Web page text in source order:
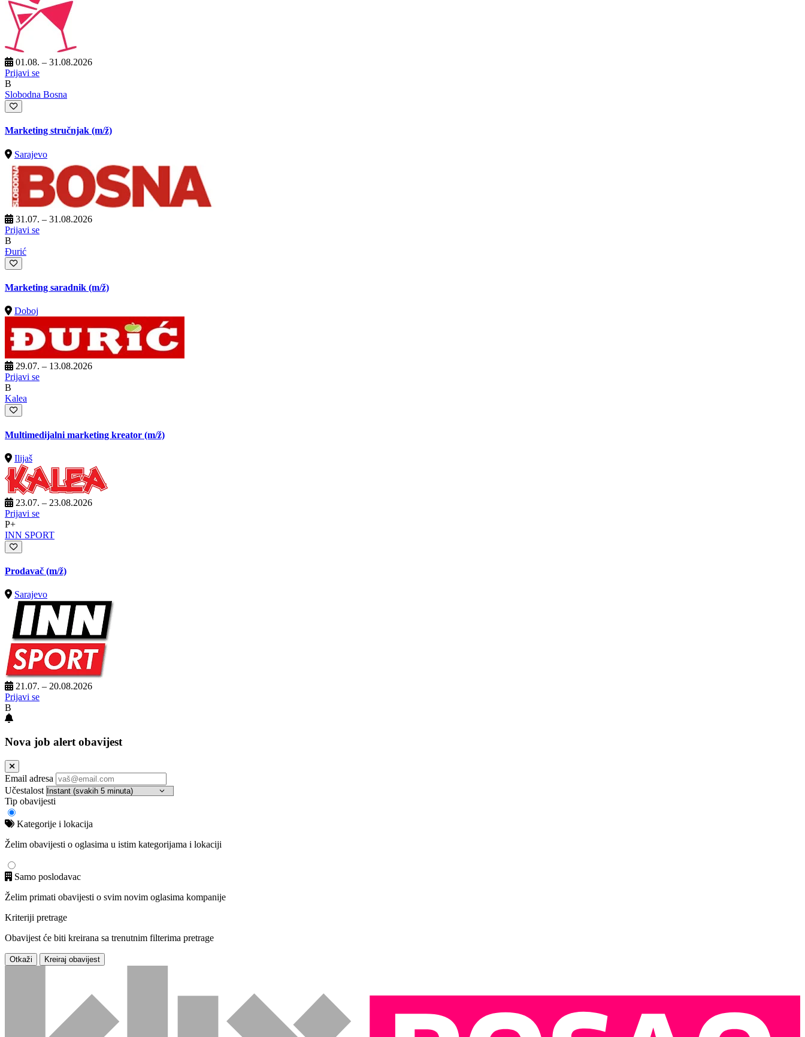
01.08. – 31.08.2026
Prijavi se
B
Slobodna Bosna
Marketing stručnjak (m/ž)
Sarajevo
31.07. – 31.08.2026
Prijavi se
B
Đurić
Marketing saradnik (m/ž)
Doboj
29.07. – 13.08.2026
Prijavi se
B
Kalea
Multimedijalni marketing kreator (m/ž)
Ilijaš
23.07. – 23.08.2026
Prijavi se
P+
INN SPORT
Prodavač (m/ž)
Sarajevo
21.07. – 20.08.2026
Prijavi se
B
Nova job alert obavijest
Email adresa
Učestalost
Tip obavijesti
Kategorije i lokacija
Želim obavijesti o oglasima u istim kategorijama i lokaciji
Samo poslodavac
Želim primati obavijesti o svim novim oglasima kompanije
Kriteriji pretrage
Obavijest će biti kreirana sa trenutnim filterima pretrage
Otkaži Kreiraj obavijest